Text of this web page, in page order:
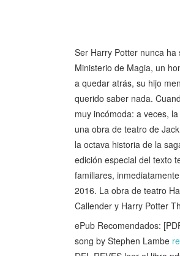
Ser Harry Potter nunca
Ministerio de Magia, un
a quedar atrás, su hijo
querido saber nada.
muy incómoda: a veces,
una obra de teatro de
la octava historia de la
edición especial del texto
familiares,
2016. La obra de teatro
Callender y Harry Potter
ePub Recomendados:
song by Stephen Lambe